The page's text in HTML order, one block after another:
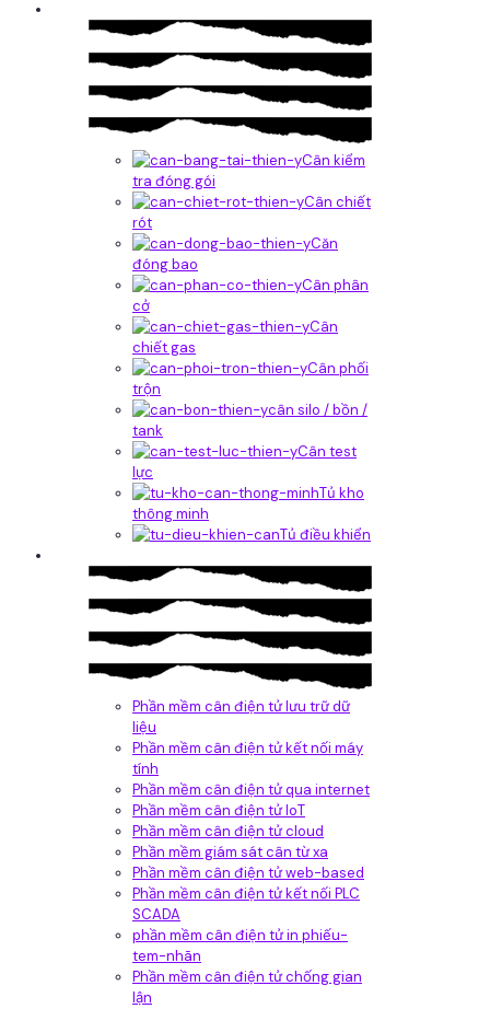
Cân kiểm
tra đóng gói
Cân chiết
rót
Căn
đóng bao
Cân phân
cở
Cân
chiết gas
Cân phối
trộn
cân silo / bồn /
tank
Cân test
lực
Tủ kho
thông minh
Tủ điều khiển
Phần mềm cân điện tử lưu trữ dữ
liệu
Phần mềm cân điện tử kết nối máy
tính
Phần mềm cân điện tử qua internet
Phần mềm cân điện tử IoT
Phần mềm cân điện tử cloud
Phần mềm giám sát cân từ xa
Phần mềm cân điện tử web-based
Phần mềm cân điện tử kết nối PLC
SCADA
phần mềm cân điện tử in phiếu-
tem-nhãn
Phần mềm cân điện tử chống gian
lận